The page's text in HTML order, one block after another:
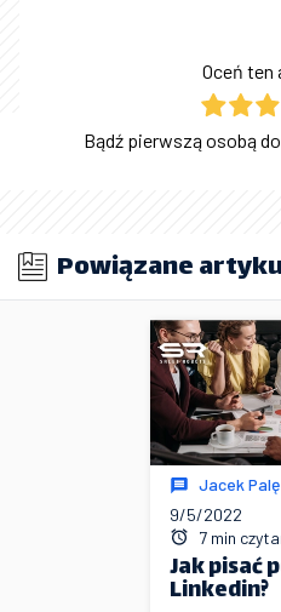
Oceń ten
Bądź pierwszą osobą
Powiązane
Jacek
9/5/2022
7 min
Jak pisać
Linkedin?